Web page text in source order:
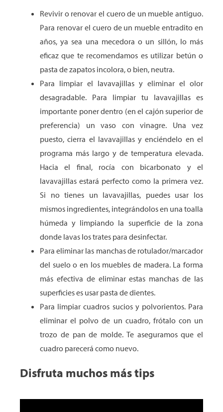
Revivir o renovar el cuero de un mueble antiguo.
Para renovar el cuero de un mueble entradito en
años, ya sea una mecedora o un sillón, lo más
eficaz que te recomendamos es utilizar betún o
pasta de zapatos incolora, o bien, neutra.
Para limpiar el lavavajillas y eliminar el olor
desagradable. Para limpiar tu lavavajillas es
importante poner dentro (en el cajón superior de
preferencia) un vaso con vinagre. Una vez
puesto, cierra el lavavajillas y enciéndelo en el
programa más largo y de temperatura elevada.
Hacia el final, rocía con bicarbonato y el
lavavajillas estará perfecto como la primera vez.
Si no tienes un lavavajillas, puedes usar los
mismos ingredientes, integrándolos en una toalla
húmeda y limpiando la superficie de la zona
donde lavas los trates para desinfectar.
Para eliminar las manchas de rotulador/marcador
del suelo o en los muebles de madera. La forma
más efectiva de eliminar estas manchas de las
superficies es usar pasta de dientes.
Para limpiar cuadros sucios y polvorientos. Para
eliminar el polvo de un cuadro, frótalo con un
trozo de pan de molde. Te aseguramos que el
cuadro parecerá como nuevo.
Disfruta muchos más tips